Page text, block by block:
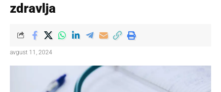
zdravlja
avgust 11, 2024